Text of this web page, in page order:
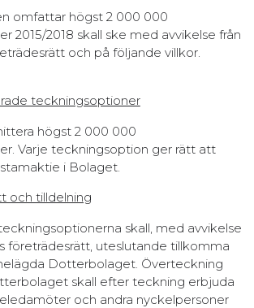
omfattar högst 2 000 000
2015/2018 skall ske med avvikelse från
och på följande villkor.
teckningsoptioner
högst 2 000 000
Varje teckningsoption ger rätt att
i Bolaget.
och tilldelning
skall, med avvikelse
företrädesrätt, uteslutande tillkomma
Dotterbolaget. Överteckning
skall efter teckning erbjuda
och andra nyckelpersoner